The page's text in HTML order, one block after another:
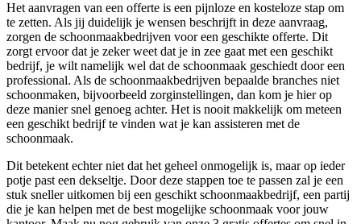
Het aanvragen van een offerte is een pijnloze en kosteloze stap om
te zetten. Als jij duidelijk je wensen beschrijft in deze aanvraag,
zorgen de schoonmaakbedrijven voor een geschikte offerte. Dit
zorgt ervoor dat je zeker weet dat je in zee gaat met een geschikt
bedrijf, je wilt namelijk wel dat de schoonmaak geschiedt door een
professional. Als de schoonmaakbedrijven bepaalde branches niet
schoonmaken, bijvoorbeeld zorginstellingen, dan kom je hier op
deze manier snel genoeg achter. Het is nooit makkelijk om meteen
een geschikt bedrijf te vinden wat je kan assisteren met de
schoonmaak.
Dit betekent echter niet dat het geheel onmogelijk is, maar op ieder
potje past een dekseltje. Door deze stappen toe te passen zal je een
stuk sneller uitkomen bij een geschikt schoonmaakbedrijf, een partij
die je kan helpen met de best mogelijke schoonmaak voor jouw